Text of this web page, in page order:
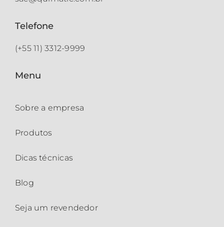
Telefone
(+55 11) 3312-9999
Menu
Sobre a empresa
Produtos
Dicas técnicas
Blog
Seja um revendedor